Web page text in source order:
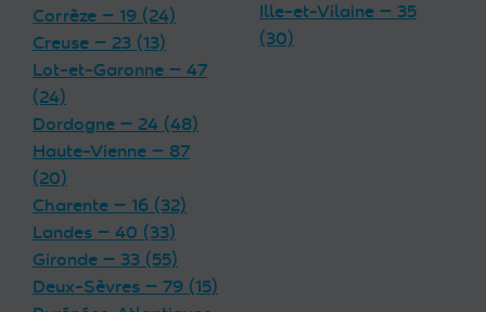
Corrèze — 19 (24)
Creuse — 23 (13)
Lot-et-Garonne — 47
(24)
Dordogne — 24 (48)
Haute-Vienne — 87
(20)
Charente — 16 (32)
Landes — 40 (33)
Gironde — 33 (55)
Deux-Sèvres — 79 (15)
Ille-et-Vilaine — 35
(30)